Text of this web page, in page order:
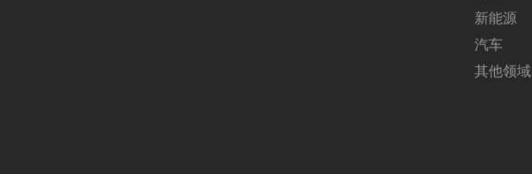
新能源
汽车
其他领域